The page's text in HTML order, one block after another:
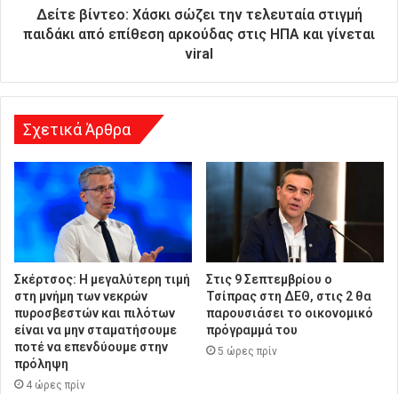
σ
Δείτε βίντεο: Χάσκι σώζει την τελευταία στιγμή
παιδάκι από επίθεση αρκούδας στις ΗΠΑ και γίνεται
viral
Σχετικά Άρθρα
Σκέρτσος: Η μεγαλύτερη τιμή
στη μνήμη των νεκρών
πυροσβεστών και πιλότων
είναι να μην σταματήσουμε
ποτέ να επενδύουμε στην
πρόληψη
4 ώρες πρίν
Στις 9 Σεπτεμβρίου ο
Τσίπρας στη ΔΕΘ, στις 2 θα
παρουσιάσει το οικονομικό
πρόγραμμά του
5 ώρες πρίν